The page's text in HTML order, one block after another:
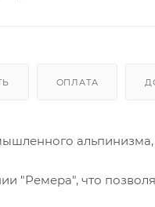
ОПЛАТА
"Ремера", что